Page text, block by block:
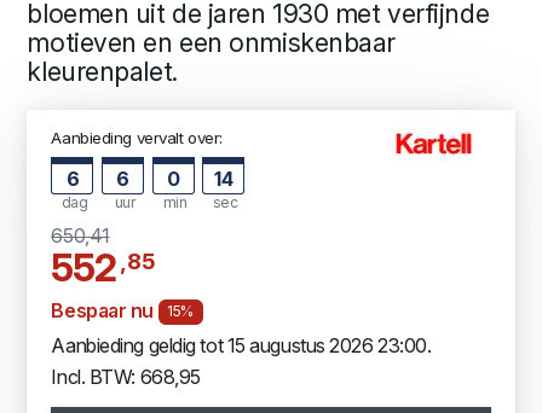
bloemen uit de jaren 1930 met verfijnde
motieven en een onmiskenbaar
kleurenpalet.
Aanbieding vervalt over:
6
dag
6
uur
0
min
13
sec
650,41
552,85
Bespaar nu 15%
Aanbieding geldig tot 15 augustus 2026 23:00.
Incl. BTW: 668,95